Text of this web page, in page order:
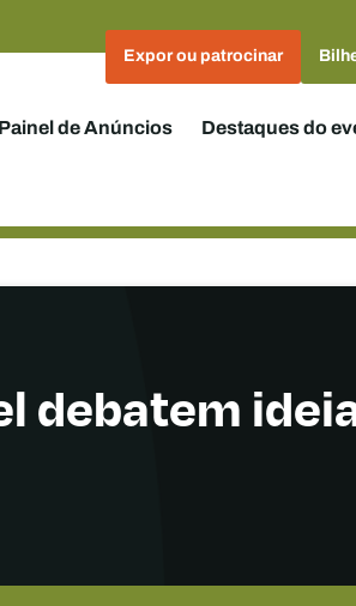
Expor ou patrocinar
de Anúncios Destaques do
debatem